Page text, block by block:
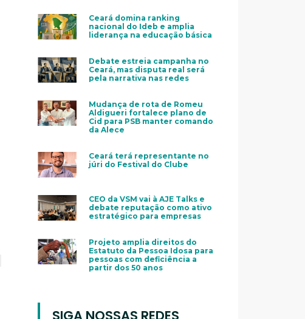
Ceará domina ranking
nacional do Ideb e amplia
liderança na educação básica
Debate estreia campanha no
Ceará, mas disputa real será
pela narrativa nas redes
Mudança de rota de Romeu
Aldigueri fortalece plano de
Cid para PSB manter comando
da Alece
Ceará terá representante no
júri do Festival do Clube
CEO da VSM vai à AJE Talks e
debate reputação como ativo
estratégico para empresas
Projeto amplia direitos do
Estatuto da Pessoa Idosa para
pessoas com deficiência a
partir dos 50 anos